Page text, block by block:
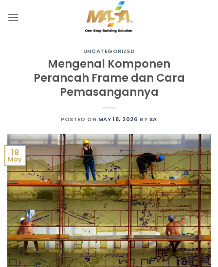
UNCATEGORIZED
Mengenal Komponen
Perancah Frame dan Cara
Pemasangannya
POSTED ON MAY 18, 2026 BY SA
18
May